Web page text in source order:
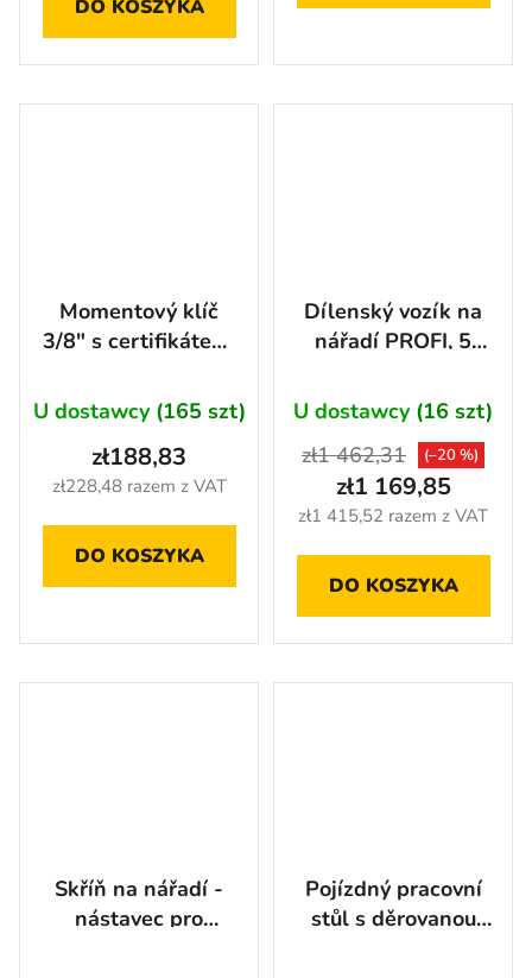
5
DO KOSZYKA
Momentový klíč
3/8" s certifikátem,
AH011269
U dostawcy (165 szt)
zł228,48 razem z VAT
zł188,83
DO KOSZYKA
Dílenský vozík na
nářadí PROFI, 5
RTGC1305WA
U dostawcy (16 szt)
zł1 415,52 razem z VAT
zł1 169,85
zł1 462,31 (–20 %)
DO KOSZYKA
Skříň na nářadí -
nástavec pro
Pojízdný pracovní
stůl s děrovanou